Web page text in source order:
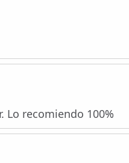
Lo recomiendo 100%